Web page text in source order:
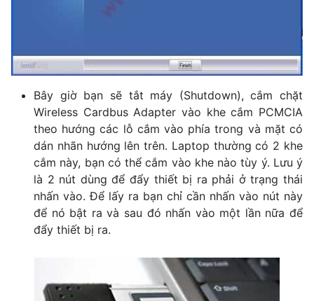
Bây giờ bạn sẽ tắt máy (Shutdown), cắm chặt
Wireless Cardbus Adapter vào khe cắm PCMCIA
theo hướng các lỗ cắm vào phía trong và mặt có
dán nhãn hướng lên trên. Laptop thường có 2 khe
cắm này, bạn có thể cắm vào khe nào tùy ý. Lưu ý
là 2 nút dùng để đẩy thiết bị ra phải ở trạng thái
nhấn vào. Để lấy ra bạn chỉ cần nhấn vào nút này
để nó bật ra và sau đó nhấn vào một lần nữa để
đẩy thiết bị ra.